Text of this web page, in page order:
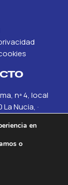
nª 4, local
La Nucia, ·
reservados.
en
o